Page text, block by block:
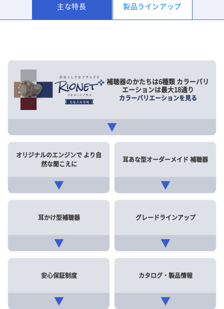
主な特長 製品ラインアップ
補聴器のかたちは6種類 カラーバリ
エーションは最大18通り
カラーバリエーションを見る
▼
オリジナルのエンジンで より自
然な聞こえに
▼
耳あな型オーダーメイド 補聴器
▼
耳かけ型補聴器
▼
グレードラインアップ
▼
安心保証制度
▼
カタログ・製品情報
▼